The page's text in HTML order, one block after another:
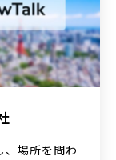
、場所を問わ